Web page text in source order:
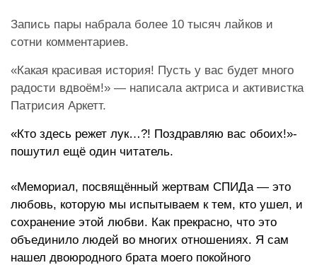
Запись пары набрала более 10 тысяч лайков и
сотни комментариев.
«Какая красивая история! Пусть у вас будет много
радости вдвоём!» — написала актриса и активистка
Патрисия Аркетт.
«Кто здесь режет лук…?! Поздравляю вас обоих!»-
пошутил ещё один читатель.
«Мемориал, посвящённый жертвам СПИДа — это
любовь, которую мы испытываем к тем, кто ушел, и
сохранение этой любви. Как прекрасно, что это
объединило людей во многих отношениях. Я сам
нашел двоюродного брата моего покойного